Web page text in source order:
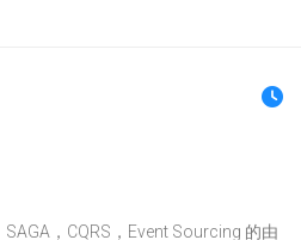
，CQRS，Event Sourcing 的由